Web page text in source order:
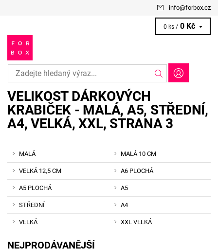
info@forbox.cz
0 ks / 0 Kč
VELIKOST DÁRKOVÝCH
KRABIČEK - MALÁ, A5, STŘEDNÍ,
A4, VELKÁ, XXL, STRANA 3
MALÁ MALÁ 10 CM
VELKÁ 12,5 CM A6 PLOCHÁ
A5 PLOCHÁ A5
STŘEDNÍ A4
VELKÁ XXL VELKÁ
NEJPRODÁVANĚJŠÍ